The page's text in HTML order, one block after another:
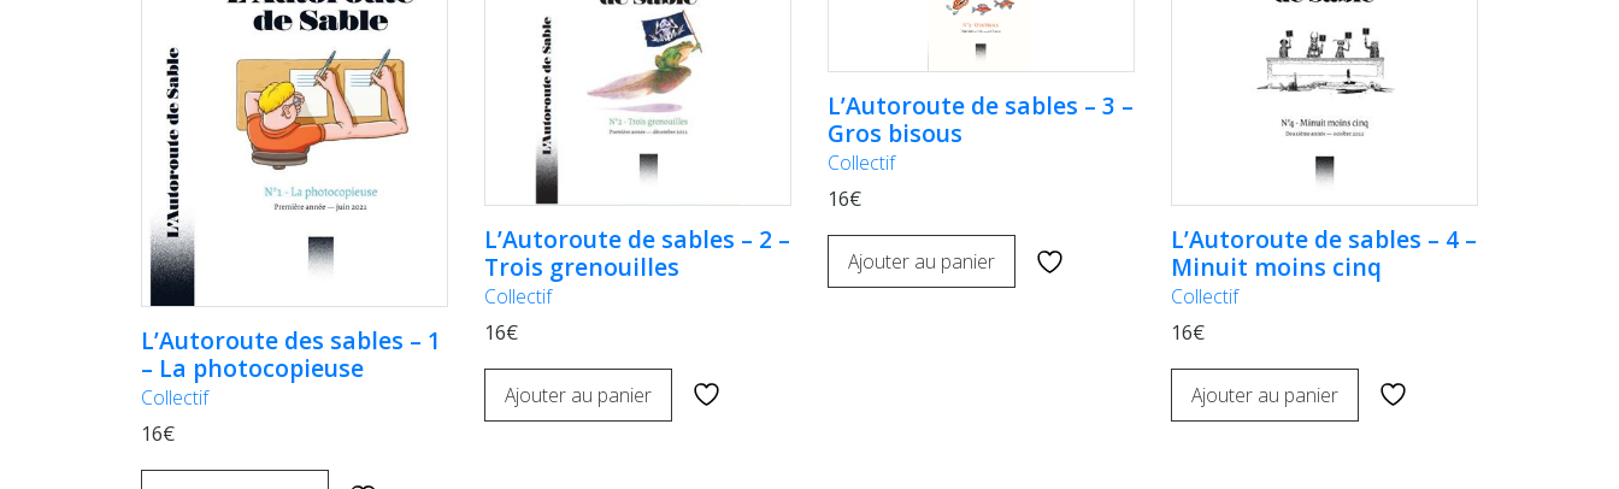
L’Autoroute des sables – 1
– La photocopieuse
Collectif
16€
L’Autoroute de sables – 2 –
Trois grenouilles
Collectif
16€
Ajouter au panier
L’Autoroute de sables – 3 –
Gros bisous
Collectif
16€
Ajouter au panier
L’Autoroute de sables – 4 –
Minuit moins cinq
Collectif
16€
Ajouter au panier